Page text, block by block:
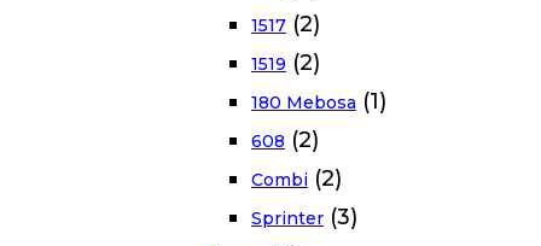
1517 (2)
1519 (2)
180 Mebosa (1)
608 (2)
Combi (2)
Sprinter (3)